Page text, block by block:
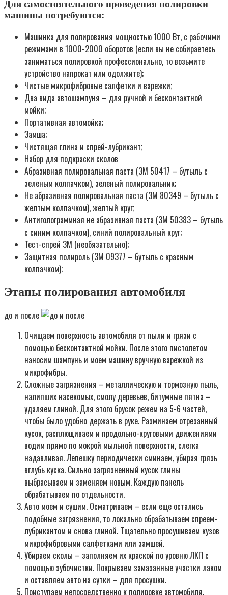
Для самостоятельного проведения полировки
машины потребуются:
Машинка для полирования мощностью 1000 Вт, с рабочими
режимами в 1000-2000 оборотов (если вы не собираетесь
заниматься полировкой профессионально, то возьмите
устройство напрокат или одолжите);
Чистые микрофибровые салфетки и варежки;
Два вида автошампуня – для ручной и бесконтактной
мойки;
Портативная автомойка;
Замша;
Чистящая глина и спрей-лубрикант;
Набор для подкраски сколов
Абразивная полировальная паста (3М 50417 – бутыль с
зеленым колпачком), зеленый полировальник;
Не абразивная полировальная паста (3М 80349 – бутыль с
желтым колпачком), желтый круг;
Антиголограммная не абразивная паста (3М 50383 – бутыль
с синим колпачком), синий полировальный круг;
Тест-спрей 3М (необязательно);
Защитная полироль (3М 09377 – бутыль с красным
колпачком);
Этапы полирования автомобиля
до и после
Очищаем поверхность автомобиля от пыли и грязи с
помощью бесконтактной мойки. После этого пистолетом
наносим шампунь и моем машину вручную варежкой из
микрофибры.
Сложные загрязнения – металлическую и тормозную пыль,
налипших насекомых, смолу деревьев, битумные пятна –
удаляем глиной. Для этого брусок режем на 5-6 частей,
чтобы было удобно держать в руке. Разминаем отрезанный
кусок, расплющиваем и продольно-круговыми движениями
водим прямо по мокрой мыльной поверхности, слегка
надавливая. Лепешку периодически сминаем, убирая грязь
вглубь куска. Сильно загрязненный кусок глины
выбрасываем и заменяем новым. Каждую панель
обрабатываем по отдельности.
Авто моем и сушим. Осматриваем – если еще остались
подобные загрязнения, то локально обрабатываем спреем-
лубрикантом и снова глиной. Тщательно просушиваем кузов
микрофибровыми салфетками или замшей.
Убираем сколы – заполняем их краской по уровню ЛКП с
помощью зубочистки. Покрываем замазанные участки лаком
и оставляем авто на сутки – для просушки.
Приступаем непосредственно к полировке автомобиля.